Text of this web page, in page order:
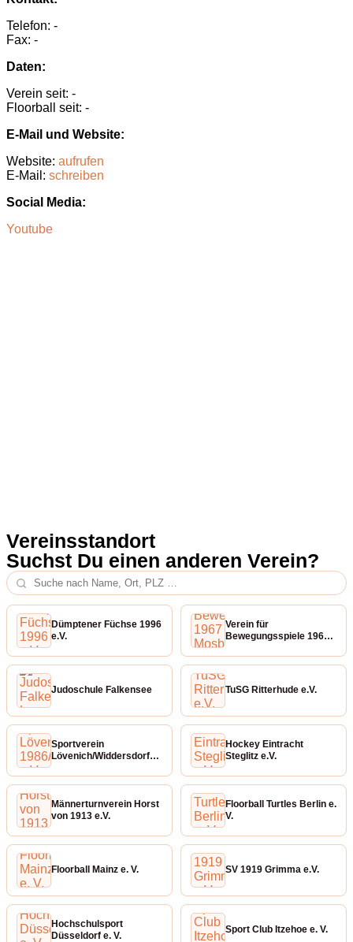
Telefon: -
Fax: -
Daten:
Verein seit: -
Floorball seit: -
E-Mail und Website:
Website: aufrufen
E-Mail: schreiben
Social Media:
Youtube
Vereinsstandort
Suchst Du einen anderen Verein?
Dümptener Füchse 1996
e.V.
Verein für
Bewegungsspiele 1967
Judoschule Falkensee TuSG Ritterhude e.V.
Sportverein
Lövenich/Widdersdorf
Hockey Eintracht
Steglitz e.V.
Männerturnverein Horst
von 1913 e.V.
Floorball Turtles Berlin e.
V.
Floorball Mainz e. V. SV 1919 Grimma e.V.
Hochschulsport
Düsseldorf e. V.
Sport Club Itzehoe e. V.